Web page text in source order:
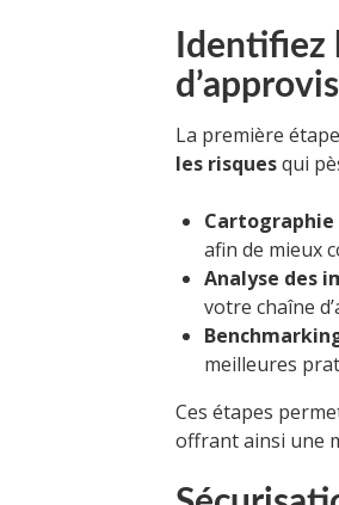
Identifiez
La première
les risquesqui
Cartographie
afin de mieux
Analyse des
votre chaîne
meilleures
Ces étapes
offrant ainsi une